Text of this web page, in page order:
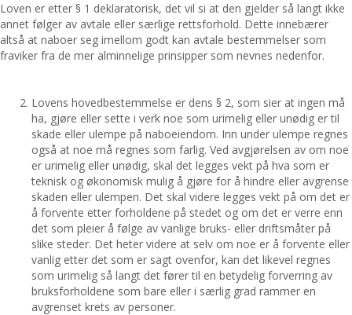
Loven er etter § 1 deklaratorisk, det vil si at den gjelder så langt ikke
annet følger av avtale eller særlige rettsforhold. Dette innebærer
altså at naboer seg imellom godt kan avtale bestemmelser som
fraviker fra de mer alminnelige prinsipper som nevnes nedenfor.
Lovens hovedbestemmelse er dens § 2, som sier at ingen må
ha, gjøre eller sette i verk noe som urimelig eller unødig er til
skade eller ulempe på naboeiendom. Inn under ulempe regnes
også at noe må regnes som farlig. Ved avgjørelsen av om noe
er urimelig eller unødig, skal det legges vekt på hva som er
teknisk og økonomisk mulig å gjøre for å hindre eller avgrense
skaden eller ulempen. Det skal videre legges vekt på om det er
å forvente etter forholdene på stedet og om det er verre enn
det som pleier å følge av vanlige bruks- eller driftsmåter på
slike steder. Det heter videre at selv om noe er å forvente eller
vanlig etter det som er sagt ovenfor, kan det likevel regnes
som urimelig så langt det fører til en betydelig forverring av
bruksforholdene som bare eller i særlig grad rammer en
avgrenset krets av personer.